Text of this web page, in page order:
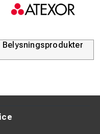
Belysningsprodukter